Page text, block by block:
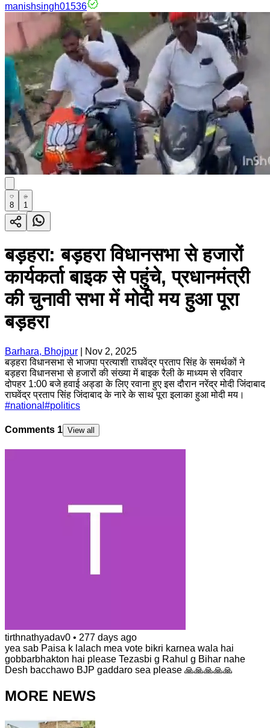
manishsingh01536
8 1
बड़हरा: बड़हरा विधानसभा से हजारों
कार्यकर्ता बाइक से पहुंचे, प्रधानमंत्री
की चुनावी सभा में मोदी मय हुआ पूरा
बड़हरा
Barhara, Bhojpur
Nov 2, 2025
बड़हरा विधानसभा से भाजपा प्रत्याशी राघवेंद्र प्रताप सिंह के समर्थकों ने
बड़हरा विधानसभा से हजारों की संख्या में बाइक रैली के माध्यम से रविवार
दोपहर 1:00 बजे हवाई अड्डा के लिए रवाना हुए इस दौरान नरेंद्र मोदी जिंदाबाद
राघवेंद्र प्रताप सिंह जिंदाबाद के नारे के साथ पूरा इलाका हुआ मोदी मय।
#national #politics
Comments 1 View all
tirthnathyadav0 • 277 days ago
yea sab Paisa k lalach mea vote bikri karnea wala hai
gobbarbhakton hai please Tezasbi g Rahul g Bihar nahe
Desh bacchawo BJP gaddaro sea please 🙏🙏🙏🙏🙏
MORE NEWS